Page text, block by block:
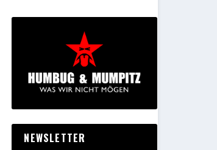
NEWSLETTER